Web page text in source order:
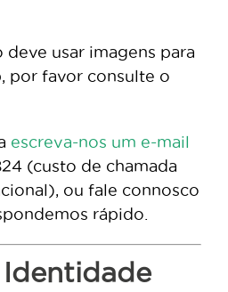
deve usar imagens para
por favor consulte o
escreva-nos um e-mail
(custo de chamada
ou fale connosco
rápido.
Identidade